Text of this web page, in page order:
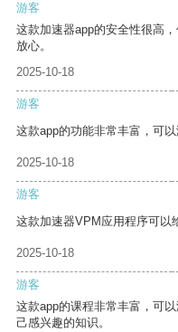
游客
这款加速器app的安全性很高
放心。
2025-10-18
游客
这款app的功能非常丰富，可以
2025-10-18
游客
这款加速器VPM应用程序可以
2025-10-18
游客
这款app的课程非常丰富，可
己感兴趣的知识。